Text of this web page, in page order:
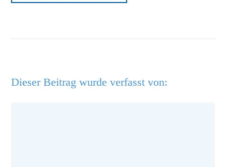
Dieser Beitrag wurde verfasst von: